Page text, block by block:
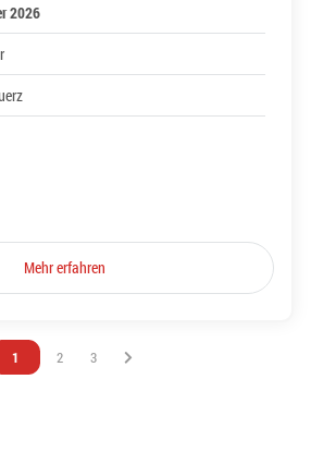
2026
Mehr erfahren
Vous êtes sur la page
1 Vous êtes sur la page
2 Vous êtes sur la page
3